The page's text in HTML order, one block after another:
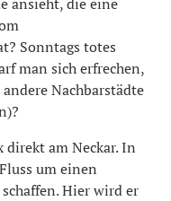
Sonntags totes
man sich erfrechen,
Nachbarstädte
am Neckar. In
um einen
Hier wird er